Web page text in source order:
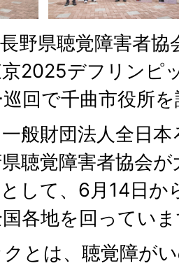
野県聴覚障害者協
2025デフリンピ
回で千曲市役所
般財団法人全日
聴覚障害者協会
して、6月14日か
各地を回ってい
とは、聴覚障が